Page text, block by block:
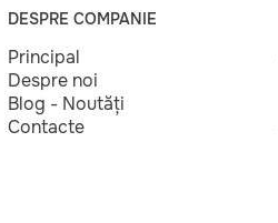
DESPRE COMPANIE
Principal
Despre noi
Blog - Noutăți
Contacte